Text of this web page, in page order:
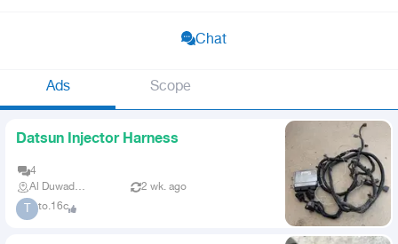
Chat
Ads Scope
Datsun Injector Harness
4
Al Duwadimi
2 wk. ago
T to.16c